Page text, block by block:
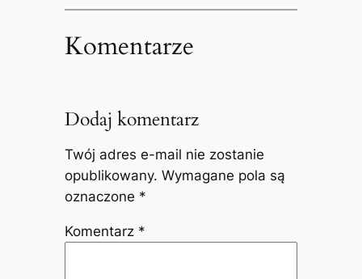
Dodaj komentarz
Twój adres e-mail nie zostanie
oznaczone*